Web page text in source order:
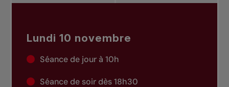
Lundi 10 novembre
Séance de jour à 10h
Séance de soir dès 18h30